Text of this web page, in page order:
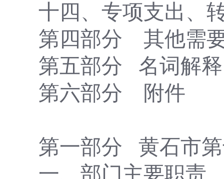
十四、专项支出、
第四部分 其他需
第五部分
名词解释
第六部分 附件
第一部分
黄石市
一、部门主要职责